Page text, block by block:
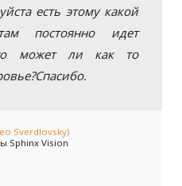
есть этому какой
постоянно идет
может ли как то
Sverdlovsky)
Sphinx Vision